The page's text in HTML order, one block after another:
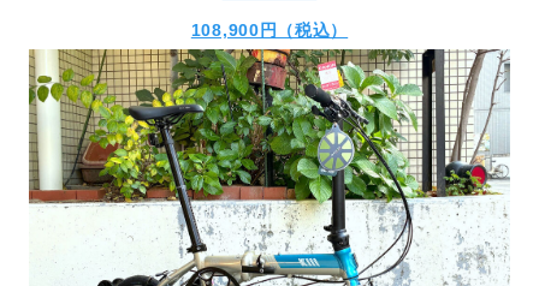
108,900円（税込）